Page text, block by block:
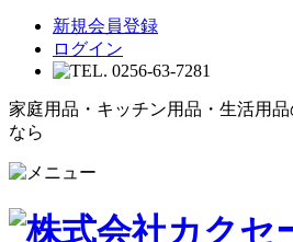
新規会員登録
ログイン
家庭用品・キッチン用品・生活用
なら